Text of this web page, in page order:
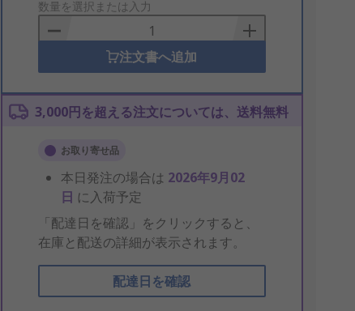
to
Basket
数量を選択または入力
注文書へ追加
3,000円を超える注文については、送料無料
お取り寄せ品
本日発注の場合は 2026年9月02
日 に入荷予定
「配達日を確認」をクリックすると、
在庫と配送の詳細が表示されます。
配達日を確認